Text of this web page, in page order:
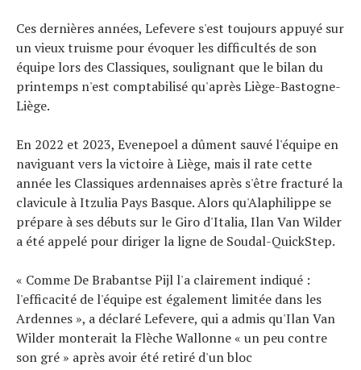
Ces dernières années, Lefevere s'est toujours appuyé sur
un vieux truisme pour évoquer les difficultés de son
équipe lors des Classiques, soulignant que le bilan du
printemps n'est comptabilisé qu'après Liège-Bastogne-
Liège.
En 2022 et 2023, Evenepoel a dûment sauvé l'équipe en
naviguant vers la victoire à Liège, mais il rate cette
année les Classiques ardennaises après s'être fracturé la
clavicule à Itzulia Pays Basque. Alors qu'Alaphilippe se
prépare à ses débuts sur le Giro d'Italia, Ilan Van Wilder
a été appelé pour diriger la ligne de Soudal-QuickStep.
« Comme De Brabantse Pijl l'a clairement indiqué :
l'efficacité de l'équipe est également limitée dans les
Ardennes », a déclaré Lefevere, qui a admis qu'Ilan Van
Wilder monterait la Flèche Wallonne « un peu contre
son gré » après avoir été retiré d'un bloc